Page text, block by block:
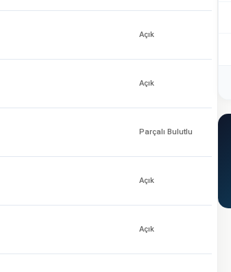
Açık
Açık
Parçalı Bulutlu
Açık
Açık